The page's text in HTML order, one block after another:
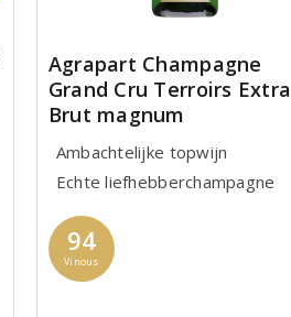
Agrapart Champagne
Grand Cru Terroirs Extra
Brut magnum
Ambachtelijke topwijn
Echte liefhebberchampagne
94
Vinous